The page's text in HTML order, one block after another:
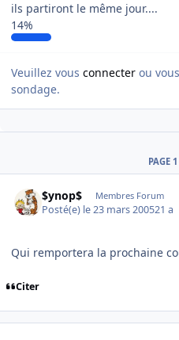
ils partiront le même jour....
14%
Veuillez vous connecter ou vous
sondage.
PAGE
$ynop$ Membres Forum
Posté(e) le 23 mars 200521 a
Qui remportera la prochaine
Citer